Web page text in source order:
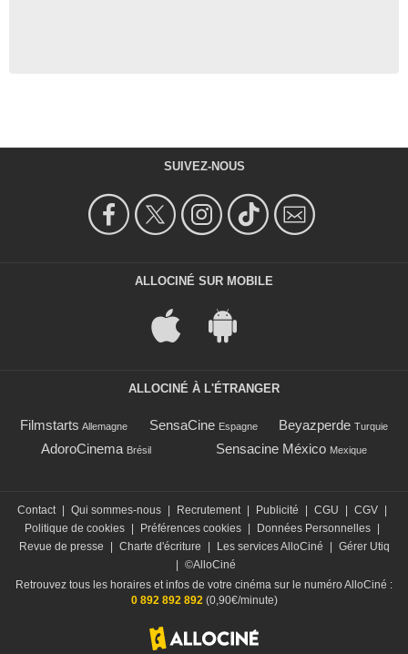
SUIVEZ-NOUS
ALLOCINÉ SUR MOBILE
ALLOCINÉ À L'ÉTRANGER
Filmstarts Allemagne SensaCine Espagne Beyazperde Turquie
AdoroCinema Brésil Sensacine México Mexique
Contact Qui sommes-nous Recrutement Publicité CGU CGV
Politique de cookies
Préférences cookies Données Personnelles
Revue de presse
Charte d'écriture Les services AlloCiné
Gérer Utiq
©AlloCiné
Retrouvez tous les horaires et infos de votre cinéma sur le numéro AlloCiné :
0 892 892 892(0,90€/minute)